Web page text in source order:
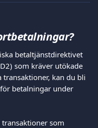
betaltjänstdirektivet
som kräver utökade
kan du bli
betalningar under
som